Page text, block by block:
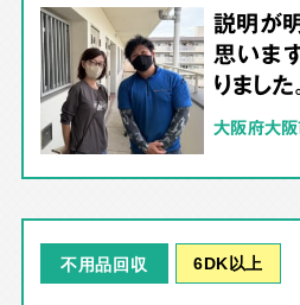
説明が
思いま
りました
大阪府大
不用品回収 6DK以上